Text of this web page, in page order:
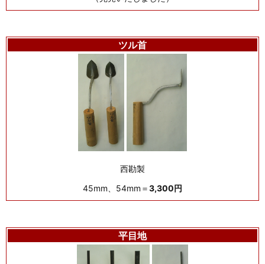
ツル首
西勘製
45mm、54mm＝3,300円
平目地